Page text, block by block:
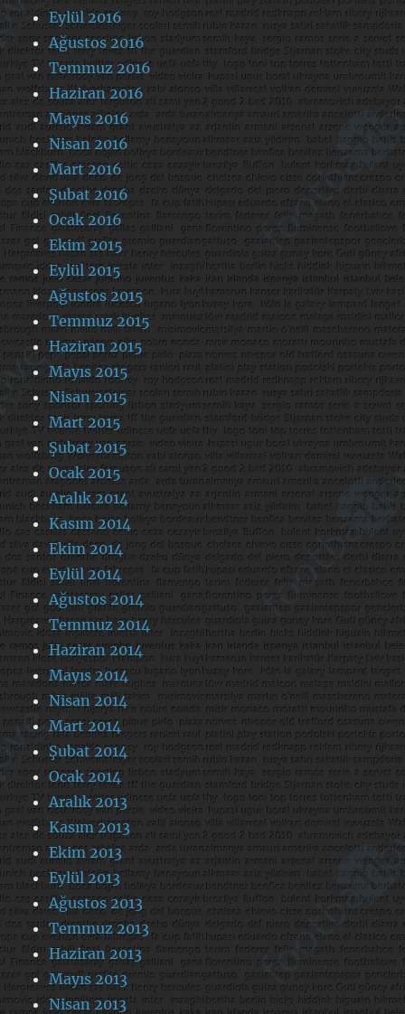
Eylül 2016
Ağustos 2016
Temmuz 2016
Haziran 2016
Mayıs 2016
Nisan 2016
Mart 2016
Şubat 2016
Ocak 2016
Ekim 2015
Eylül 2015
Ağustos 2015
Temmuz 2015
Haziran 2015
Mayıs 2015
Nisan 2015
Mart 2015
Şubat 2015
Ocak 2015
Aralık 2014
Kasım 2014
Ekim 2014
Eylül 2014
Ağustos 2014
Temmuz 2014
Haziran 2014
Mayıs 2014
Nisan 2014
Mart 2014
Şubat 2014
Ocak 2014
Aralık 2013
Kasım 2013
Ekim 2013
Eylül 2013
Ağustos 2013
Temmuz 2013
Haziran 2013
Mayıs 2013
Nisan 2013